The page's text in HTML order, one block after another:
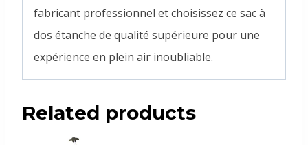
fabricant professionnel et choisissez ce sac à
dos étanche de qualité supérieure pour une
expérience en plein air inoubliable.
Related products